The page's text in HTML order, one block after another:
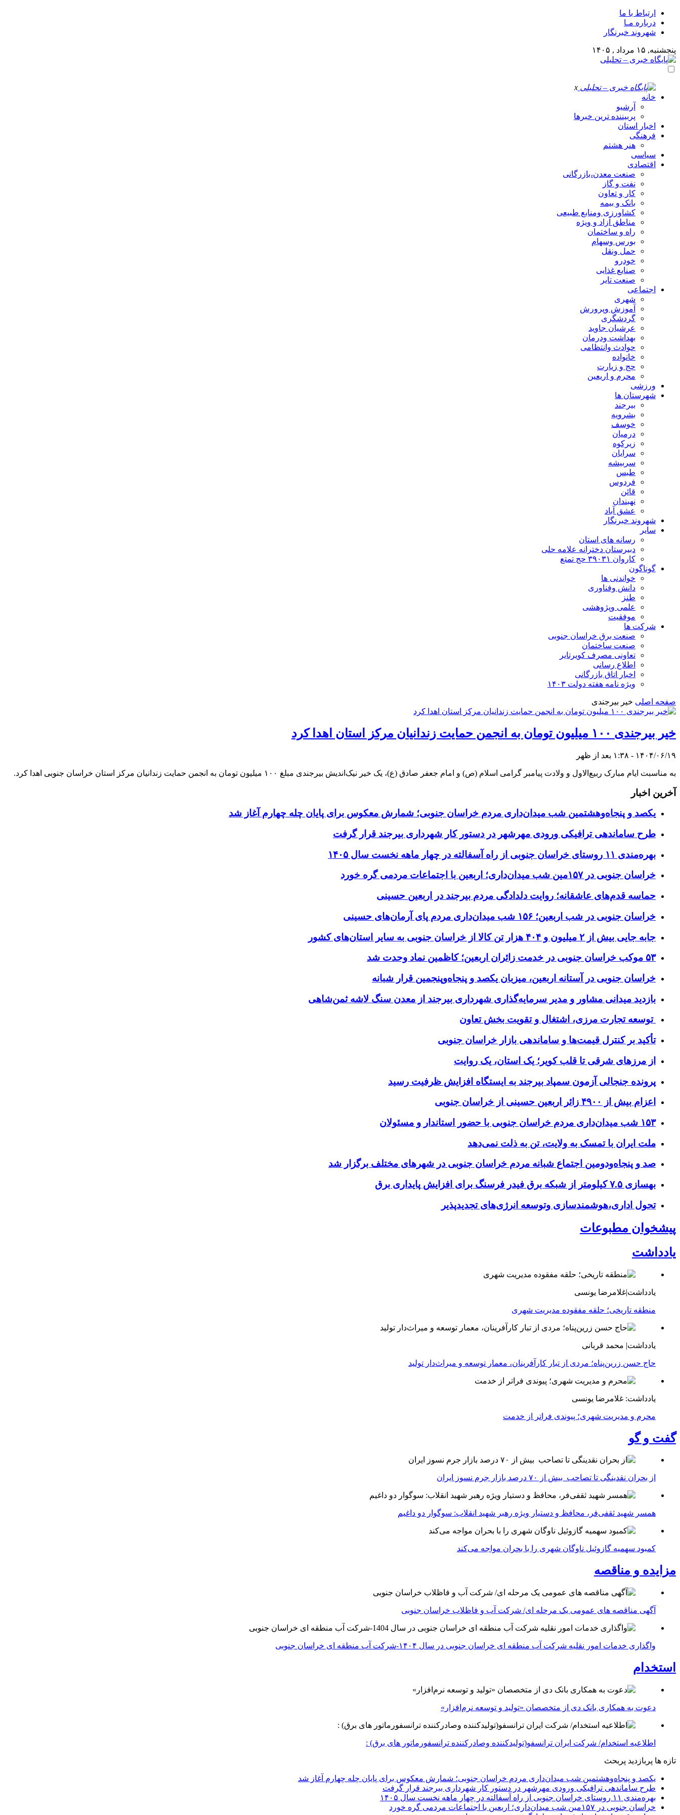
ارتباط با ما
درباره مـا
شهروند خبرنگار
پنجشنبه, ۱۵ مرداد , ۱۴۰۵
x
خانه
آرشیو
پربیننده ترین خبرها
اخبار استان
فرهنگی
هنر هشتم
سیاسی
اقتصادی
صنعت معدن،بازرگانی
نفت و گاز
کار و تعاون
بانک و بیمه
کشاورزی ومنابع طبیعی
مناطق آزاد و ویژه
راه و ساختمان
بورس وسهام
حمل ونقل
خودرو
صنایع غذایی
صنعت تایر
اجتماعی
شهری
آموزش وپرورش
گردشگری
عرشیان جاوید
بهداشت ودرمان
حوادث وانتظامی
خانواده
حج و زیارت
محرم و اریعین
ورزشی
شهرستان ها
بیرجند
بشرویه
خوسف
درمیان
زیرکوه
سرایان
سربیشه
طبس
فردوس
قائن
نهبندان
عشق آباد
شهروند خبرنگار
سایر
رسانه های استان
دبیرستان دخترانه علامه حلی
کاروان ۳۹۰۳۱ حج تمتع
گوناگون
خواندنی ها
دانش وفناوری
طنز
علمی وپژوهشی
موفقیت
شرکت ها
صنعت برق خراسان جنوبی
صنعت ساختمان
تعاونی مصرف کویرتایر
اطلاع رسانی
اخبار اتاق بازرگانی
ویژه نامه هفته دولت ۱۴۰۳
صفحه اصلی خیر بیرجندی
خیر بیرجندی ۱۰۰ میلیون تومان به انجمن حمایت زندانیان مرکز استان اهدا کرد
۱۴۰۴/۰۶/۱۹ - ۱:۳۸ بعد از ظهر
به مناسبت ایام مبارک ربیع‌الاول و ولادت پیامبر گرامی اسلام (ص) و امام جعفر صادق (ع)، یک خیر نیک‌اندیش بیرجندی مبلغ ۱۰۰ میلیون تومان به انجمن حمایت زندانیان مرکز استان خراسان جنوبی اهدا کرد.
آخرین اخبار
یکصد و پنجاه‌وهشتمین شب میدان‌داری مردم خراسان جنوبی؛ شمارش معکوس برای پایان چله چهارم آغاز شد
طرح ساماندهی ترافیکی ورودی مهرشهر در دستور کار شهرداری بیرجند قرار گرفت
بهره‌مندی ۱۱ روستای خراسان جنوبی از راه آسفالته در چهار ماهه نخست سال ۱۴۰۵
خراسان جنوبی در ۱۵۷مین شب میدان‌داری؛ اربعین با اجتماعات مردمی گره خورد
حماسه قدم‌های عاشقانه؛ روایت دلدادگی مردم بیرجند در اربعین حسینی
خراسان جنوبی در شب اربعین؛ ۱۵۶ شب میدان‌داری مردم پای آرمان‌های حسینی
جابه جایی بیش از ۲ میلیون و ۴۰۴ هزار تن کالا از خراسان جنوبی به سایر استان‌های کشور
۵۳ موکب خراسان جنوبی در خدمت زائران اربعین؛ کاظمین نماد وحدت شد
خراسان جنوبی در آستانه اربعین، میزبان یکصد و پنجاه‌وپنجمین قرار شبانه
بازدید میدانی مشاور و مدیر سرمایه‌گذاری شهرداری بیرجند از معدن سنگ لاشه ثمن‌شاهی
توسعه تجارت مرزی، اشتغال و تقویت بخش تعاون
تأکید بر کنترل قیمت‌ها و ساماندهی بازار خراسان جنوبی
از مرزهای شرقی تا قلب کویر؛ یک استان، یک روایت
پرونده جنجالی آزمون سمپاد بیرجند به ایستگاه افزایش ظرفیت رسید
اعزام بیش از ۴۹۰۰ زائر اربعین حسینی از خراسان جنوبی
۱۵۳ شب میدان‌داری مردم خراسان جنوبی با حضور استاندار و مسئولان
ملت ایران با تمسک به ولایت، تن به ذلت نمی‌دهد
صد و پنجاه‌ودومین اجتماع شبانه مردم خراسان جنوبی در شهرهای مختلف برگزار شد
بهسازی ۷.۵ کیلومتر از شبکه برق فیدر فرسنگ برای افزایش پایداری برق
تحول اداری،هوشمندسازی وتوسعه انرژی‌های تجدیدپذیر
پیشخوان مطبوعات
یادداشت
یادداشت|غلامرضا یونسی
منطقه تاریخی؛ حلقه مفقوده مدیریت شهری
یادداشت| محمد قربانی
حاج حسن زرین‌پناه؛ مردی از تبار کارآفرینان، معمار توسعه و میراث‌دار تولید
یادداشت: غلامرضا یونسی
محرم و مدیریت شهری؛ پیوندی فراتر از خدمت
گفت و گو
از بحران نقدینگی تا تصاحب بیش از ۷۰ درصد بازار جرم نسوز ایران
همسر شهید ثقفی‌فر، محافظ و دستیار ویژه رهبر شهید انقلاب: سوگوار دو داغیم
کمبود سهمیه گازوئیل ناوگان شهری را با بحران مواجه می‌کند
مزایده و مناقصه
آگهی مناقصه های عمومی یک مرحله ای/ شرکت آب و فاظلاب خراسان جنوبی
واگذاری خدمات امور نقلیه شرکت آب منطقه ای خراسان جنوبی در سال ۱۴۰۴-شرکت آب منطقه ای خراسان جنوبی
استخدام
دعوت به همکاری بانک دی از متخصصان «تولید و توسعه نرم‌افزار»
اطلاعیه استخدام/ شرکت ایران ترانسفو(تولیدکننده وصادرکننده ترانسفورماتور های برق) :
تازه ها پربازدید پربحث
یکصد و پنجاه‌وهشتمین شب میدان‌داری مردم خراسان جنوبی؛ شمارش معکوس برای پایان چله چهارم آغاز شد
طرح ساماندهی ترافیکی ورودی مهرشهر در دستور کار شهرداری بیرجند قرار گرفت
بهره‌مندی ۱۱ روستای خراسان جنوبی از راه آسفالته در چهار ماهه نخست سال ۱۴۰۵
خراسان جنوبی در ۱۵۷مین شب میدان‌داری؛ اربعین با اجتماعات مردمی گره خورد